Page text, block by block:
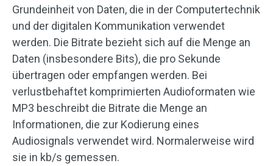
Grundeinheit von Daten, die in der Computertechnik
und der digitalen Kommunikation verwendet
werden. Die Bitrate bezieht sich auf die Menge an
Daten (insbesondere Bits), die pro Sekunde
übertragen oder empfangen werden. Bei
verlustbehaftet komprimierten Audioformaten wie
MP3 beschreibt die Bitrate die Menge an
Informationen, die zur Kodierung eines
Audiosignals verwendet wird. Normalerweise wird
sie in kb/s gemessen.